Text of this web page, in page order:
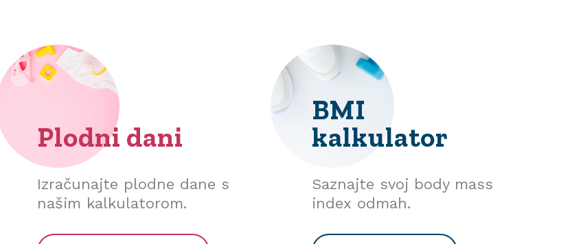
Plodni dani
Izračunajte plodne dane s
našim kalkulatorom.
BMI
kalkulator
Saznajte svoj body mass
index odmah.